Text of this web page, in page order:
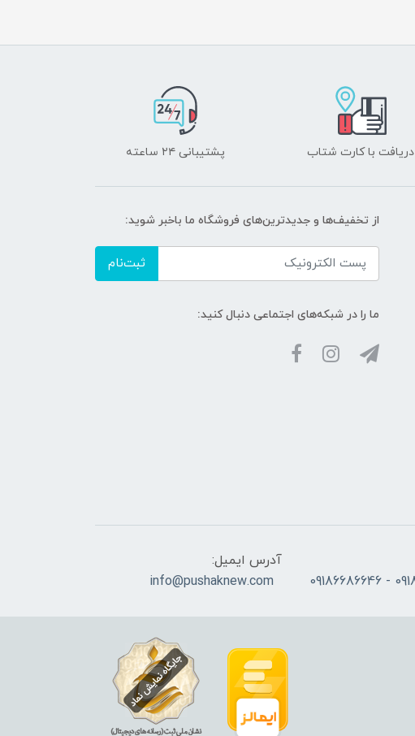
دریافت با کارت شتاب پشتیبانی ۲۴ ساعته
از تخفیف‌ها و جدیدترین‌های فروشگاه ما باخبر شوید:
ثبت‌نام
ما را در شبکه‌های اجتماعی دنبال کنید:
آدرس ایمیل:
info@pushaknew.com